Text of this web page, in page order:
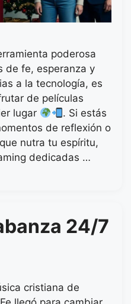
poderosa
de fe, esperanza y
a la tecnología, es
de películas
lugar
. Si estás
de reflexión o
nutra tu espíritu,
dedicadas …
24/7
cristiana de